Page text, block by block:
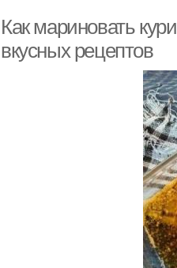
Как мариновать
вкусных рецептов